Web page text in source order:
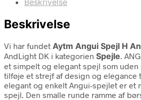
Beskrivelse
Beskrivelse
Vi har fundet Aytm Angui Spejl H
AndLight DK i kategorien Spejle.
et simpelt og elegant spejl som
tilføje et strejf af design og elegance
elegant og enkelt Angui-spejlet er et
spejl. Den smalle runde ramme af